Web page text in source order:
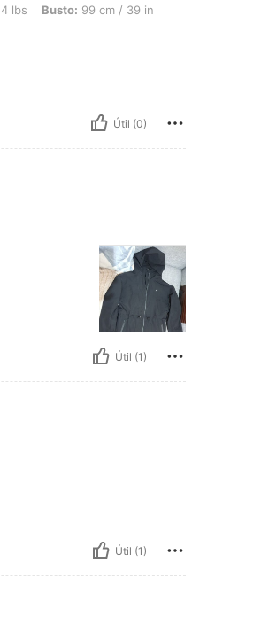
/ 39 in, Cintura: 84 cm / 33 in, Caderas: 107 cm /
lbs Busto: 99 cm / 39 in
Útil (0)
Útil (1)
Útil (1)